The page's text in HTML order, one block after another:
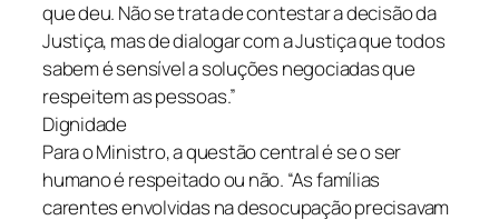
que deu. Não se trata de contestar a decisão da
Justiça, mas de dialogar com a Justiça que todos
sabem é sensível a soluções negociadas que
respeitem as pessoas.”
Dignidade
Para o Ministro, a questão central é se o ser
humano é respeitado ou não. “As famílias
carentes envolvidas na desocupação precisavam